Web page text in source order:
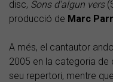
disc, Sons d’algun vers
producció de Marc
A més, el cantautor
2005 en la categoria de
seu repertori, mentre